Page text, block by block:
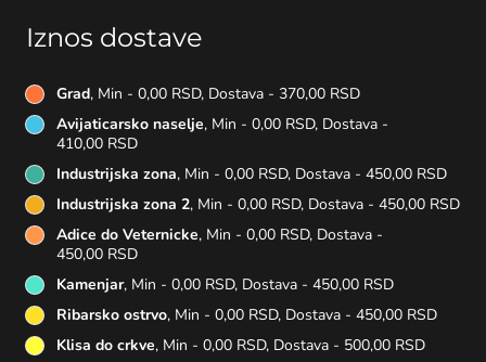
Iznos dostave
Grad, Min - 0,00 RSD, Dostava - 370,00 RSD
Avijaticarsko naselje, Min - 0,00 RSD, Dostava -
410,00 RSD
Industrijska zona, Min - 0,00 RSD, Dostava - 450,00 RSD
Industrijska zona 2, Min - 0,00 RSD, Dostava - 450,00 RSD
Adice do Veternicke, Min - 0,00 RSD, Dostava -
450,00 RSD
Kamenjar, Min - 0,00 RSD, Dostava - 450,00 RSD
Ribarsko ostrvo, Min - 0,00 RSD, Dostava - 450,00 RSD
Klisa do crkve, Min - 0,00 RSD, Dostava - 500,00 RSD